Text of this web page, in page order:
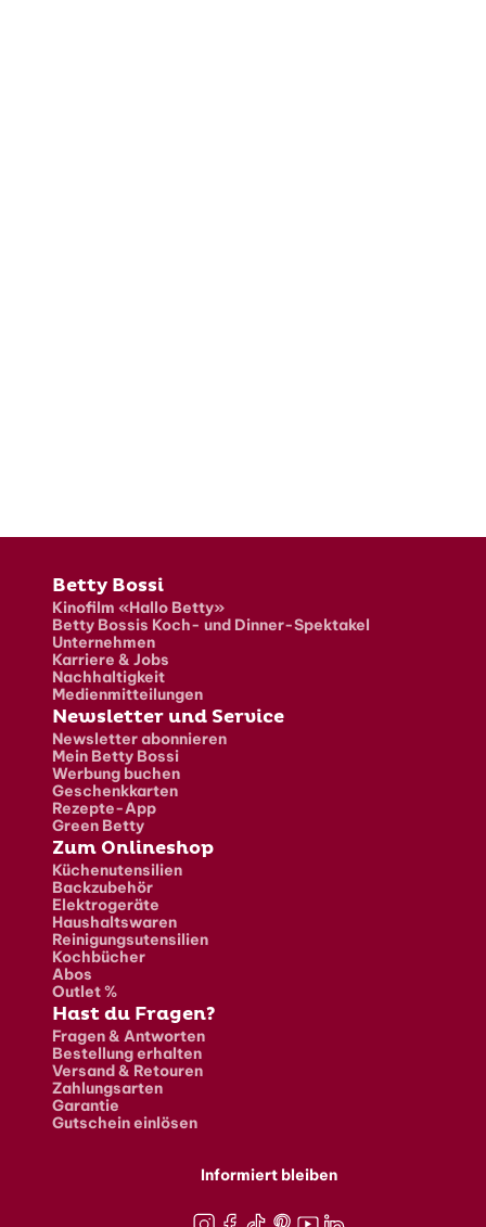
Fusszeile
Betty Bossi
Kinofilm «Hallo Betty»
Betty Bossis Koch- und Dinner-Spektakel
Unternehmen
Karriere & Jobs
Nachhaltigkeit
Medienmitteilungen
Newsletter und Service
Newsletter abonnieren
Mein Betty Bossi
Werbung buchen
Geschenkkarten
Rezepte-App
Green Betty
Zum Onlineshop
Küchenutensilien
Backzubehör
Elektrogeräte
Haushaltswaren
Reinigungsutensilien
Kochbücher
Abos
Outlet %
Hast du Fragen?
Fragen & Antworten
Bestellung erhalten
Versand & Retouren
Zahlungsarten
Garantie
Gutschein einlösen
Informiert bleiben